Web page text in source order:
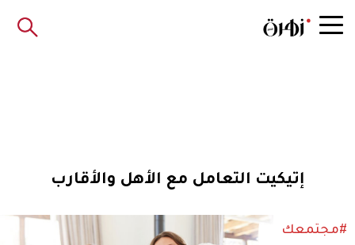
إتيكيت التعامل مع الأهل والأقارب
#مجتمعك